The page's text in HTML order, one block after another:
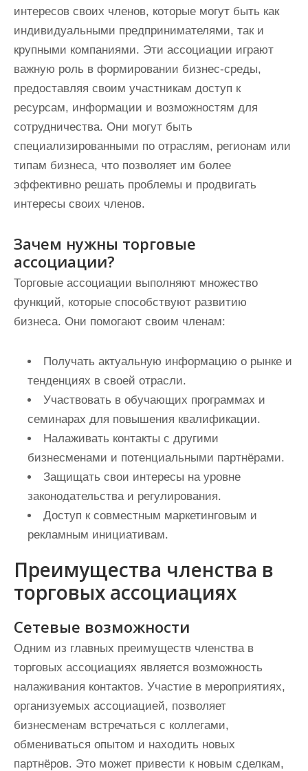
интересов своих членов, которые могут быть как
индивидуальными предпринимателями, так и
крупными компаниями. Эти ассоциации играют
важную роль в формировании бизнес-среды,
предоставляя своим участникам доступ к
ресурсам, информации и возможностям для
сотрудничества. Они могут быть
специализированными по отраслям, регионам или
типам бизнеса, что позволяет им более
эффективно решать проблемы и продвигать
интересы своих членов.
Зачем нужны торговые
ассоциации?
Торговые ассоциации выполняют множество
функций, которые способствуют развитию
бизнеса. Они помогают своим членам:
Получать актуальную информацию о рынке и
тенденциях в своей отрасли.
Участвовать в обучающих программах и
семинарах для повышения квалификации.
Налаживать контакты с другими
бизнесменами и потенциальными партнёрами.
Защищать свои интересы на уровне
законодательства и регулирования.
Доступ к совместным маркетинговым и
рекламным инициативам.
Преимущества членства в
торговых ассоциациях
Сетевые возможности
Одним из главных преимуществ членства в
торговых ассоциациях является возможность
налаживания контактов. Участие в мероприятиях,
организуемых ассоциацией, позволяет
бизнесменам встречаться с коллегами,
обмениваться опытом и находить новых
партнёров. Это может привести к новым сделкам,